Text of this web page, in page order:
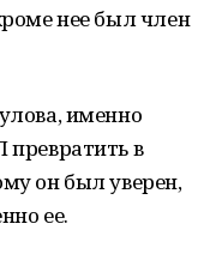
нее был член
именно
в
он был уверен,
ее.